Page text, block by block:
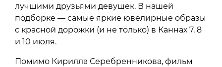
лучшими друзьями девушек. В нашей
подборке — самые яркие ювелирные образы
с красной дорожки (и не только) в Каннах 7, 8
и 10 июля.
Помимо Кирилла Серебренникова, фильм